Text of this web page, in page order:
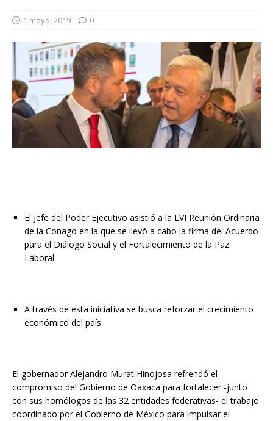
1 mayo, 2019 0
El Jefe del Poder Ejecutivo asistió a la LVI Reunión Ordinaria
de la Conago en la que se llevó a cabo la firma del Acuerdo
para el Diálogo Social y el Fortalecimiento de la Paz
Laboral
A través de esta iniciativa se busca reforzar el crecimiento
económico del país
El gobernador Alejandro Murat Hinojosa refrendó el
compromiso del Gobierno de Oaxaca para fortalecer -junto
con sus homólogos de las 32 entidades federativas- el trabajo
coordinado por el Gobierno de México para impulsar el